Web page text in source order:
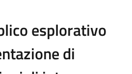
esplorativo
di